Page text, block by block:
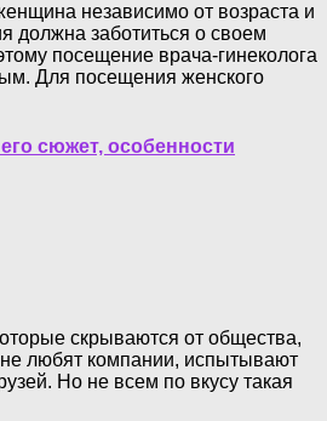
независимо от возраста и
должна заботиться о своем
посещение врача-гинеколога
Для посещения женского
сюжет, особенности
скрываются от общества,
любят компании, испытывают
Но не всем по вкусу такая